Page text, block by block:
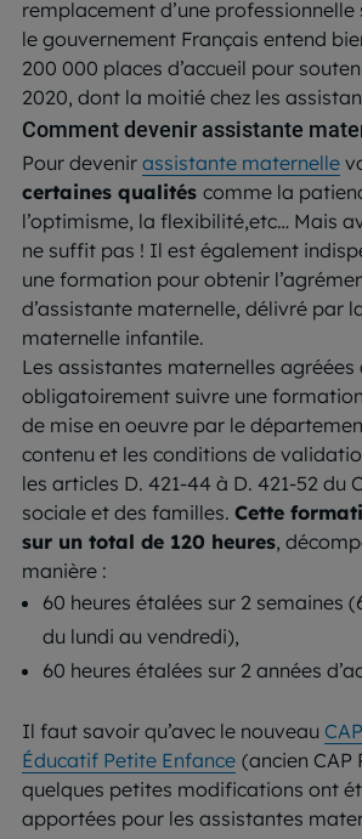
remplacement d’une professionnelle
le gouvernement Français entend
200 000 places d’accueil pour
2020, dont la moitié chez les
Comment devenir assistante
Pour devenir assistante maternelle
certaines qualités comme la
l’optimisme, la flexibilité,etc… Mais
ne suffit pas ! Il est également
une formation pour obtenir
d’assistante maternelle, délivré par
maternelle infantile.
Les assistantes maternelles
obligatoirement suivre une
de mise en oeuvre par le
contenu et les conditions de
les articles D. 421-44 à D. 421-52 du
sociale et des familles. Cette
sur un total de 120 heures,
manière :
60 heures étalées sur 2 semaines
du lundi au vendredi),
60 heures étalées sur 2 années
Il faut savoir qu’avec le nouveau
Éducatif Petite Enfance (ancien CAP
quelques petites modifications ont
apportées pour les assistantes